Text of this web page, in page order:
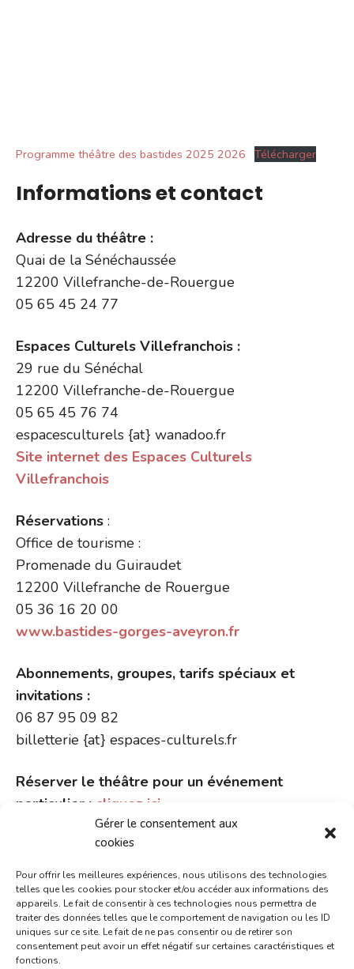
Gérer le consentement aux
cookies
Pour offrir les meilleures expériences, nous utilisons des technologies
telles que les cookies pour stocker et/ou accéder aux informations des
appareils. Le fait de consentir à ces technologies nous permettra de
traiter des données telles que le comportement de navigation ou les ID
uniques sur ce site. Le fait de ne pas consentir ou de retirer son
consentement peut avoir un effet négatif sur certaines caractéristiques et
fonctions.
Programme théâtre des bastides 2025 2026 Télécharger
Informations et contact
Adresse du théâtre :
Quai de la Sénéchaussée
12200 Villefranche-de-Rouergue
05 65 45 24 77
Espaces Culturels Villefranchois :
29 rue du Sénéchal
12200 Villefranche-de-Rouergue
05 65 45 76 74
espacesculturels {at} wanadoo.fr
Site internet des Espaces Culturels
Villefranchois
Réservations :
Office de tourisme :
Promenade du Guiraudet
12200 Villefranche de Rouergue
05 36 16 20 00
www.bastides-gorges-aveyron.fr
Abonnements, groupes, tarifs spéciaux et
invitations :
06 87 95 09 82
billetterie {at} espaces-culturels.fr
Réserver le théâtre pour un événement
particulier : cliquez ici
Et aussi : une mini salle de
spectacle au coeur de la
bastide
Fruits d’Allégresse